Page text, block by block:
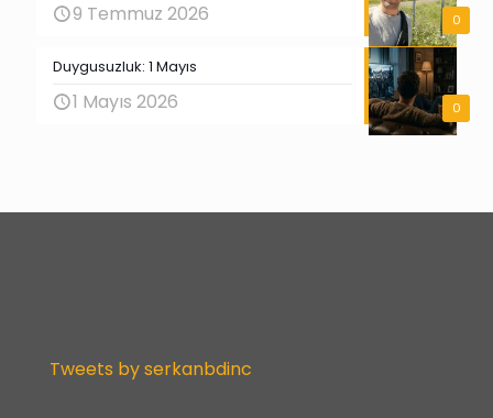
0
9 Temmuz 2026
0
Duygusuzluk: 1 Mayıs
1 Mayıs 2026
Tweets by serkanbdinc